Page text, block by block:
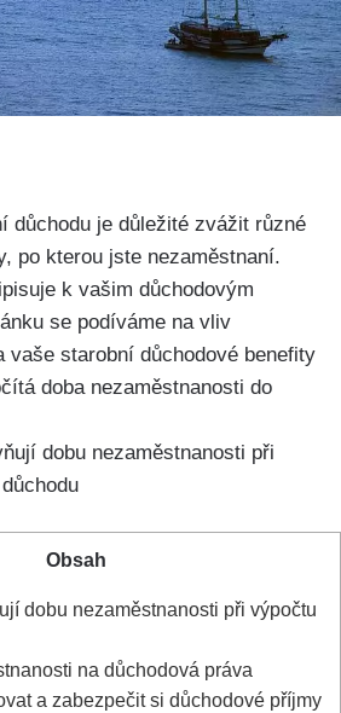
důchodu je důležité zvážit různé
po kterou jste nezaměstnaní.
k vašim důchodovým
se podíváme na vliv
vaše starobní důchodové benefity
doba nezaměstnanosti do
Obsah
dobu nezaměstnanosti při výpočtu
na důchodová práva
a zabezpečit si důchodové příjmy